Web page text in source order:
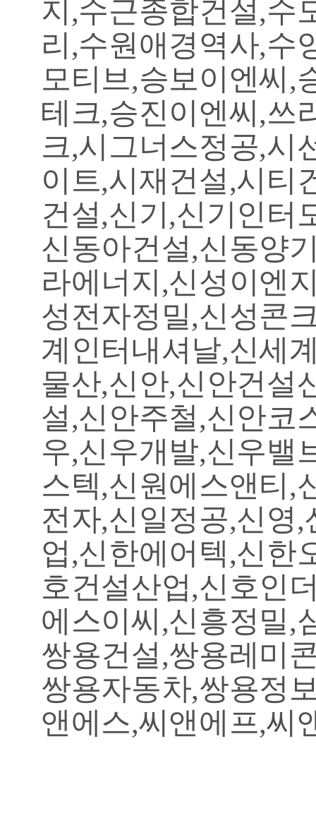
지,수근종합건설,수
리,수원애경역사,수
모티브,승보이엔씨,
테크,승진이엔씨,쓰
크,시그너스정공,시
이트,시재건설,시티
건설,신기,신기인터
신동아건설,신동양
라에너지,신성이엔
성전자정밀,신성콘
계인터내셔날,신세
물산,신안,신안건설
설,신안주철,신안코
우,신우개발,신우밸
스텍,신원에스앤티,
전자,신일정공,신영
업,신한에어텍,신한
호건설산업,신호인
에스이씨,신흥정밀,
쌍용건설,쌍용레미
쌍용자동차,쌍용정
앤에스,씨앤에프,씨